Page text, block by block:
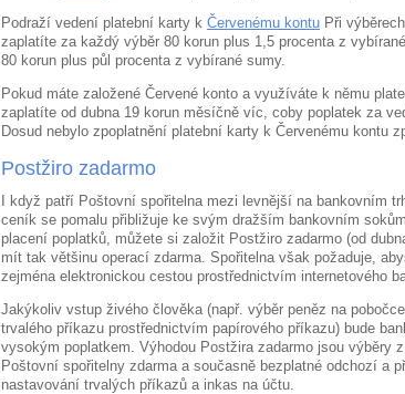
Podraží vedení platební karty k Červenému kontu Při
zaplatíte za každý výběr 80 korun plus 1,5 procenta z
80 korun plus půl procenta z vybírané sumy.
Pokud máte založené Červené konto a využíváte k němu
zaplatíte od dubna 19 korun měsíčně víc, coby poplatek za
Dosud nebylo zpoplatnění platební karty k Červenému kontu
Postžiro zadarmo
I když patří Poštovní spořitelna mezi levnější na bankovním
ceník se pomalu přibližuje ke svým dražším bankovním
placení poplatků, můžete si založit Postžiro zadarmo (od
mít tak většinu operací zdarma. Spořitelna však požaduje,
zejména elektronickou cestou prostřednictvím internetového
Jakýkoliv vstup živého člověka (např. výběr peněz na
trvalého příkazu prostřednictvím papírového příkazu) bude
vysokým poplatkem. Výhodou Postžira zadarmo jsou výběry
Poštovní spořitelny zdarma a současně bezplatné odchozí a
nastavování trvalých příkazů a inkas na účtu.